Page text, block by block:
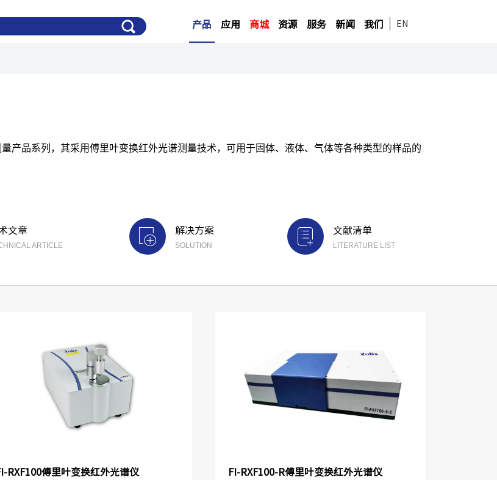
产品 应用 商城 资源 服务 新闻 我们 EN
产品系列，其采用傅里叶变换红外光谱测量技术，可用于固体、液体、气体等各种类型的样品的
文章
ARTICLE
解决方案
SOLUTION
文献清单
LITERATURE LIST
RXF100傅里叶变换红外光谱仪 FI-RXF100-R傅里叶变换红外光谱仪